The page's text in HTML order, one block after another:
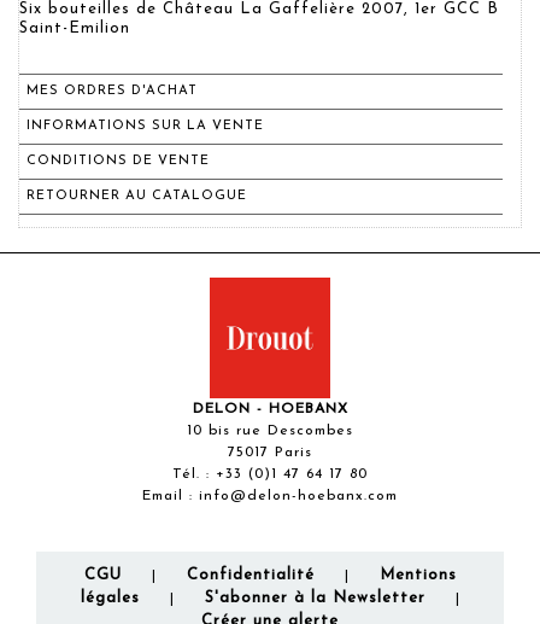
Six bouteilles de Château La Gaffelière 2007, 1er GCC B
Saint-Emilion
MES ORDRES D'ACHAT
INFORMATIONS SUR LA VENTE
CONDITIONS DE VENTE
RETOURNER AU CATALOGUE
DELON - HOEBANX
10 bis rue Descombes
75017 Paris
Tél. : +33 (0)1 47 64 17 80
Email : info@delon-hoebanx.com
CGU Confidentialité
Mentions
légales
S'abonner à la Newsletter